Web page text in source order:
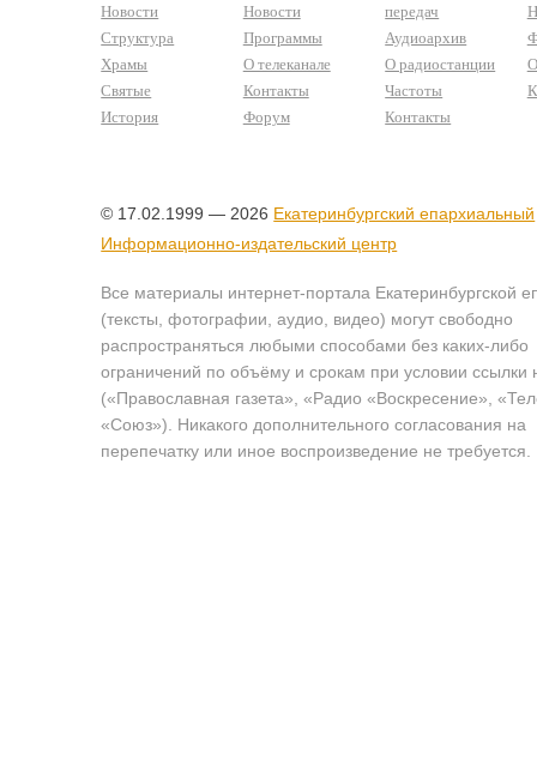
Новости
Структура
Храмы
Святые
История
Новости
Программы
О телеканале
Контакты
Форум
передач
Аудиоархив
О радиостанции
Частоты
Контакты
© 17.02.1999 — 2026 Екатеринбургский епархиальный
Информационно-издательский центр
Все материалы интернет-портала Екатеринбургской
(тексты, фотографии, аудио, видео) могут свободно
распространяться любыми способами без каких-либо
ограничений по объёму и срокам при условии ссылки
(«Православная газета», «Радио «Воскресение»,
«Союз»). Никакого дополнительного согласования на
перепечатку или иное воспроизведение не требуется.